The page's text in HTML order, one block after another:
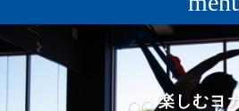
キ
楽しむヨ